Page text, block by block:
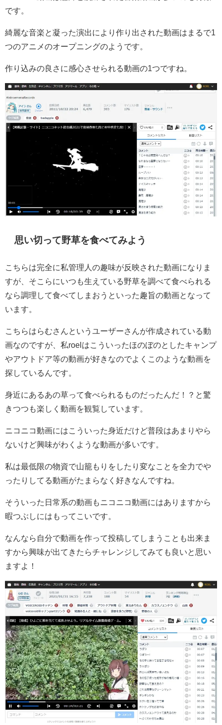
です。
綺麗な音楽と凝った演出により作り出された動画はまるで1
つのアニメのオープニングのようです。
作り込みの良さに感心させられる動画の1つですね。
思い切って野草を食べてみよう
こちらは完全に私管理人の趣味が反映された動画になりま
すが、そこらにいつも生えている野草を調べて食べられる
なら調理して食べてしまおうといった趣旨の動画となって
います。
こちらはらむさんというユーザーさんが作成されている動
画なのですが、私roelはこういったほのぼのとしたキャンプ
やアウトドア等の動画が好きなのでよくこのような動画を
探しているんです。
身近にあるあの草って食べられるものだったんだ！？と驚
きつつも楽しく動画を観覧しています。
ニコニコ動画にはこういった身近だけど普段はあまりやら
ないけど興味がわくような動画が多いです。
私は最低限の物資で山籠もりをしたり変なことを全力でや
ったりしてる動画がたまらなく好きなんですね。
そういった日常系の動画もニコニコ動画にはありますから
暇つぶしにはもってこいです。
なんなら自分で動画を作って投稿してしまうことも出来ま
すから興味が出てきたらチャレンジしてみても良いと思い
ますよ！